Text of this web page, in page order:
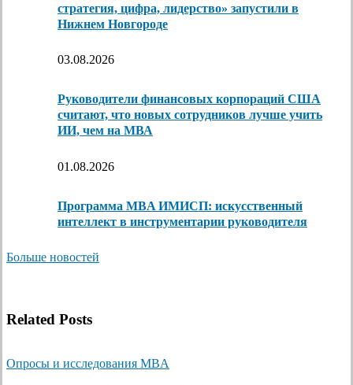
стратегия, цифра, лидерство» запустили в
Нижнем Новгороде
03.08.2026
Руководители финансовых корпораций США
считают, что новых сотрудников лучше учить
ИИ, чем на МВА
01.08.2026
Программа MBA ИМИСП: искусственный
интеллект в инструментарии руководителя
Больше новостей
Related Posts
Опросы и исследования MBA